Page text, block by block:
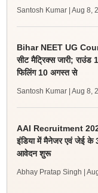
Santosh Kumar | Aug 8,
Bihar NEET UG
सीट मैट्रिक्स जारी;
फिलिंग 10 अगस्त से
Santosh Kumar | Aug 8,
AAI Recruitment
इंडिया में मैनेजर एवं जेई के
आवेदन शुरू
Abhay Pratap Singh |